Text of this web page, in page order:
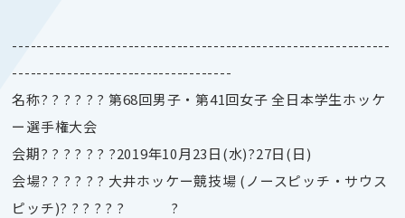
--------------------------------------------------------------
------------------------------------
名称? ? ? ? ? ? 第68回男子・第41回女子 全日本学生ホッケ
ー選手権大会
会期? ? ? ? ? ? ?2019年10月23日(水)?27日(日)
会場? ? ? ? ? ? 大井ホッケー競技場 (ノースピッチ・サウス
ピッチ)? ? ? ? ? ? ?